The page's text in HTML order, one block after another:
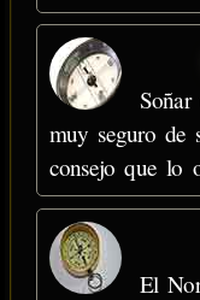
muy seguro de
consejo que lo
El